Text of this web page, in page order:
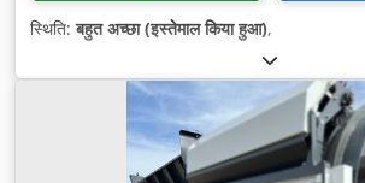
स्थिति:बहुत अच्छा (इस्तेमाल किया हुआ),